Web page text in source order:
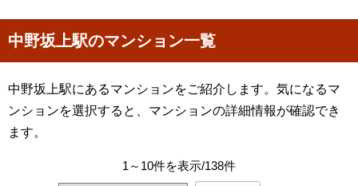
中野坂上駅のマンション一覧
中野坂上駅にあるマンションをご紹介します。気になるマ
ンションを選択すると、マンションの詳細情報が確認でき
ます。
1～10件を表示/138件